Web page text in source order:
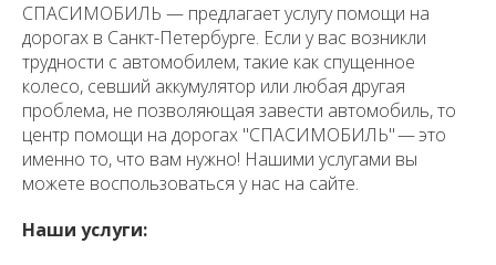
СПАСИМОБИЛЬ — предлагает услугу помощи на
дорогах в Санкт-Петербурге. Если у вас возникли
трудности с автомобилем, такие как спущенное
колесо, севший аккумулятор или любая другая
проблема, не позволяющая завести автомобиль, то
центр помощи на дорогах "СПАСИМОБИЛЬ" — это
именно то, что вам нужно! Нашими услугами вы
можете воспользоваться у нас на сайте.
Наши услуги: